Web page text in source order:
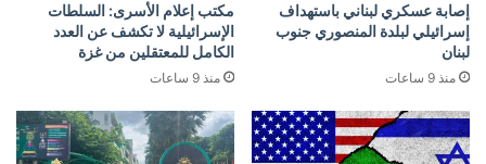
إصابة عسكري لبناني باستهداف
إسرائيلي لبلدة المنصوري جنوب
لبنان
منذ 9 ساعات
مكتب إعلام الأسرى: السلطات
الإسرائيلية لا تكشف عن العدد
الكامل للمعتقلين من غزة
منذ 9 ساعات